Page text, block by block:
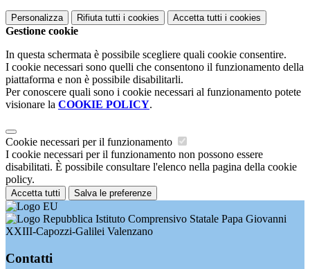
Personalizza Rifiuta tutti i cookies Accetta tutti i cookies
Gestione cookie
In questa schermata è possibile scegliere quali cookie consentire.
I cookie necessari sono quelli che consentono il funzionamento della
piattaforma e non è possibile disabilitarli.
Per conoscere quali sono i cookie necessari al funzionamento potete
visionare la COOKIE POLICY.
Cookie necessari per il funzionamento
I cookie necessari per il funzionamento non possono essere
disabilitati. È possibile consultare l'elenco nella pagina della cookie
policy.
Accetta tutti Salva le preferenze
Istituto Comprensivo Statale Papa Giovanni
XXIII-Capozzi-Galilei Valenzano
Contatti